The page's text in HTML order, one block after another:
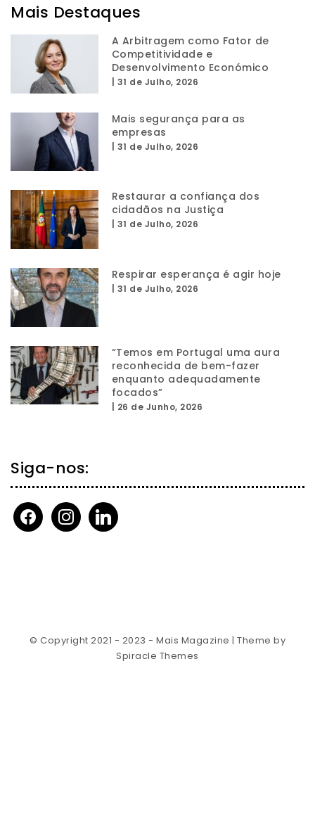
Mais Destaques
A Arbitragem como Fator de
Competitividade e
Desenvolvimento Económico
31 de Julho, 2026
Mais segurança para as
empresas
31 de Julho, 2026
Restaurar a confiança dos
cidadãos na Justiça
31 de Julho, 2026
Respirar esperança é agir hoje
31 de Julho, 2026
“Temos em Portugal uma aura
reconhecida de bem-fazer
enquanto adequadamente
focados”
26 de Junho, 2026
Siga-nos:
facebookinstagramlinkedin
© Copyright 2021 - 2023 - Mais Magazine | Theme by
Spiracle Themes